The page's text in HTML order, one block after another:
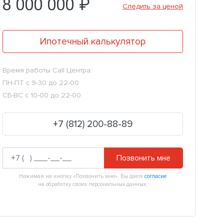
8 000 000 ₽ Следить за ценой
Ипотечный калькулятор
Время работы Call Центра:
ПН-ПТ с 9-30 до 22-00
СБ-ВС с 10-00 до 22-00
+7 (812) 200-88-89
Позвонить мне
Нажимая на кнопку «Позвонить мне», Вы даете согласие
на обработку своих персональных данных.